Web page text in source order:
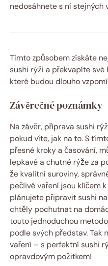
nedosáhnete s ní stejných
Tímto způsobem získáte
sushi rýži a překvapíte své
které budou dlouho
Závěrečné poznámky
Na závěr, příprava sushi
pokud víte, jak na to. S
přesné kroky a časování,
lepkavé a chutné rýže za
že kvalitní suroviny,
pečlivé vaření jsou klíčem
plánujete připravit sushi
chtěly pochutnat na
touto jednoduchou
podle svých představ. Tak
vaření – s perfektní sushi
opravdovým požitkem!